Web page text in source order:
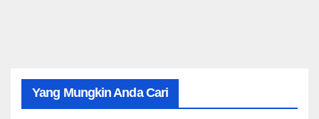
Yang Mungkin Anda Cari